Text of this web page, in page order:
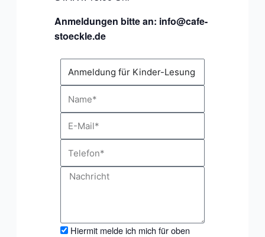
Anmeldungen bitte an: info@cafe-
stoeckle.de
Mail
Nachricht
Checkbox
Hiermit melde ich mich für oben